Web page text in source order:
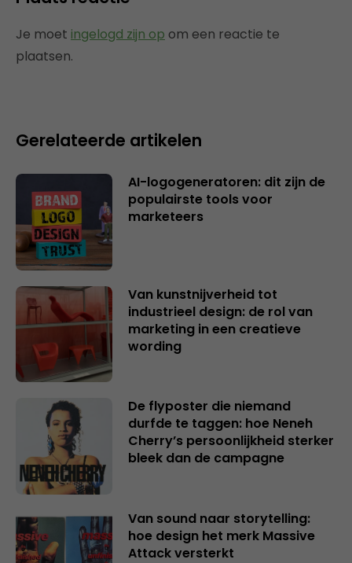
Je moet ingelogd zijn op om een reactie te
plaatsen.
Gerelateerde artikelen
AI-logogeneratoren: dit zijn de
populairste tools voor
marketeers
Van kunstnijverheid tot
industrieel design: de rol van
marketing in een creatieve
wording
De flyposter die niemand
durfde te taggen: hoe Neneh
Cherry’s persoonlijkheid sterker
bleek dan de campagne
Van sound naar storytelling:
hoe design het merk Massive
Attack versterkt